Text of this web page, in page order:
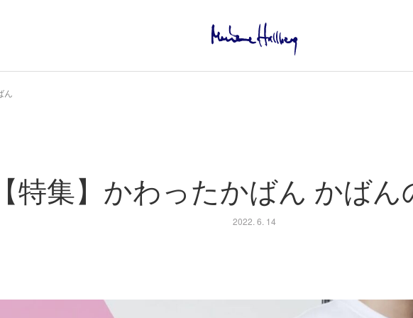
ん
【特集】かわったかばん かば
2022. 6. 14